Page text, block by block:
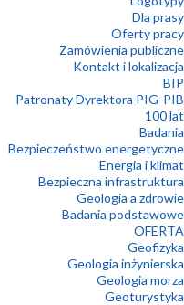
Dla prasy
Oferty pracy
Zamówienia publiczne
Kontakt i lokalizacja
BIP
Patronaty Dyrektora PIG-PIB
100 lat
Badania
Bezpieczeństwo energetyczne
Energia i klimat
Bezpieczna infrastruktura
Geologia a zdrowie
Badania podstawowe
OFERTA
Geofizyka
Geologia inżynierska
Geologia morza
Geoturystyka